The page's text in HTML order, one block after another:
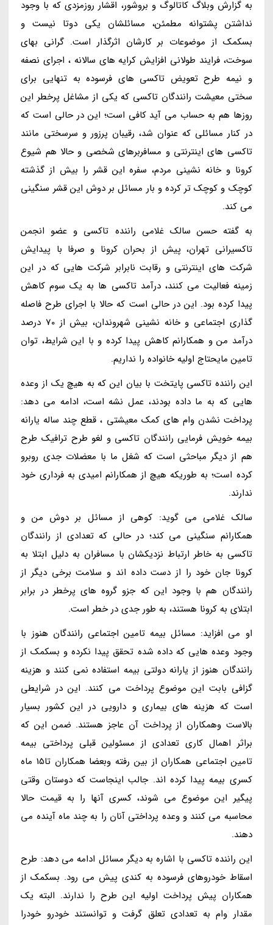
به گزارش وبلاگ کاتالوگ و بروشور، اقشار روزمزدی که با وجود
نداشتن پشتوانه مطمئن، مسائلشان یکی دوتا نیست و
بسکمک از موضوعات بر کارشان اثرگذار است. گرانی بهای
سوخت، فرایند طولانی افزایش کرایه های سالانه ، اجرای نصفه
و نیمه طرح تعویض تاکسی های فرسوده به تنهایی برای
سختی معیشت رانندگان تاکسی که یکی از مشاغل پرخطر این
روزها هم به حساب می آید کافی است؛ این در حالی است که
در کنار مسائلی که عنوان شد، رقیبان پرزور و سرسختی مانند
تاکسی های اینترنتی و مسافربرهای شخصی و حالا هم شیوع
کرونا و خانه نشینی مردم، سفره این قشر را بیش از گذشته
کوچک و کوچک تر کرده و بار مسائل بر دوش این قشر سنگینی
می کند.
به گفته حسن سالک غلامی راننده تاکسی و عضو انجمن
تاکسیرانی تهران، پیش از بحران کرونا و صرفا با پیدایش
شرکت های اینترنتی و رقابت نابرابر شرکت هایی که در این
زمینه فعالیت می کنند، درآمد تاکسی ها به یک سوم کاهش
پیدا کرده بود. این در حالی است که حالا با اجرای طرح فاصله
گذاری اجتماعی و خانه نشینی شهروندان، بیش از 70 درصد
درآمد من و همکارانم کاهش پیدا کرده و با این شرایط، توان
تامین مایحتاج اولیه خانواده را نداریم.
این راننده تاکسی پایتخت با بیان این که به هیچ یک از وعده
هایی که به ما داده بودند، عمل نشه است، ادامه می دهد:
پرداخت نشدن وام های کمک معیشتی ، قطع چند ساله یارانه
بیمه خویش فرمایی رانندگان تاکسی و لغو طرح ترافیک طرح
هم از دیگر مباحثی است که شغل ما با معضلات جدی روبرو
کرده است؛ به طوریکه هیچ از همکارانم امیدی به فرداری خود
ندارند.
سالک غلامی می گوید: کوهی از مسائل بر دوش من و
همکارانم سنگینی می کند؛ در حالی که تعدادی از رانندگان
تاکسی به خاطر ارتباط نزدیکشان با مسافران به دلیل ابتلا به
کرونا جان خود را از دست داده اند و سلامت برخی دیگر از
رانندگان هم با وجود این که جزو گروه های پرخطر در برابر
ابتلای به کرونا هستند، به طور جدی در خطر است.
او می افزاید: مسائل بیمه تامین اجتماعی رانندگان هنوز با
وجود وعده هایی که داده شده تحقق پیدا نکرده و بسکمک از
رانندگان هنوز از یارانه دولتی بیمه استفاده نمی کنند و هزینه
گزافی بابت این موضوع پرداخت می کنند. این در شرایطی
است که هزینه های بیماری و دارویی در این کشور بسیار
بالاست وهمکاران از پرداخت آن عاجز هستند. ضمن این که
براثر اهمال کاری تعدادی از مسئولین قبلی پرداختی بیمه
تامین اجتماعی همکاران از بین رفته وبعضا همکاران تا15 ماه
کسری بیمه پیدا کرده اند. جالب اینجاست که دوستان وقتی
پیگیر این موضوع می شوند، کسری آنها را به قیمت حالا
محاسبه می کنند و وعده پرداختی آنان را به چند ماه آینده می
دهند.
این راننده تاکسی با اشاره به دیگر مسائل ادامه می دهد: طرح
اسقاط خودروهای فرسوده به کندی پیش می رود. بسکمک از
همکاران پیش پرداخت اولیه این طرح را ندارند. البته یک
مقدار وام به تعدادی تعلق گرفت و توانستند خودرو خودرا